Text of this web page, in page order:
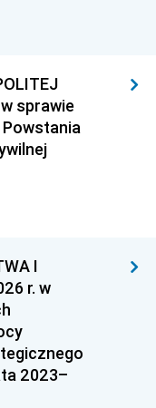
sprawie
I
r. w
2023–